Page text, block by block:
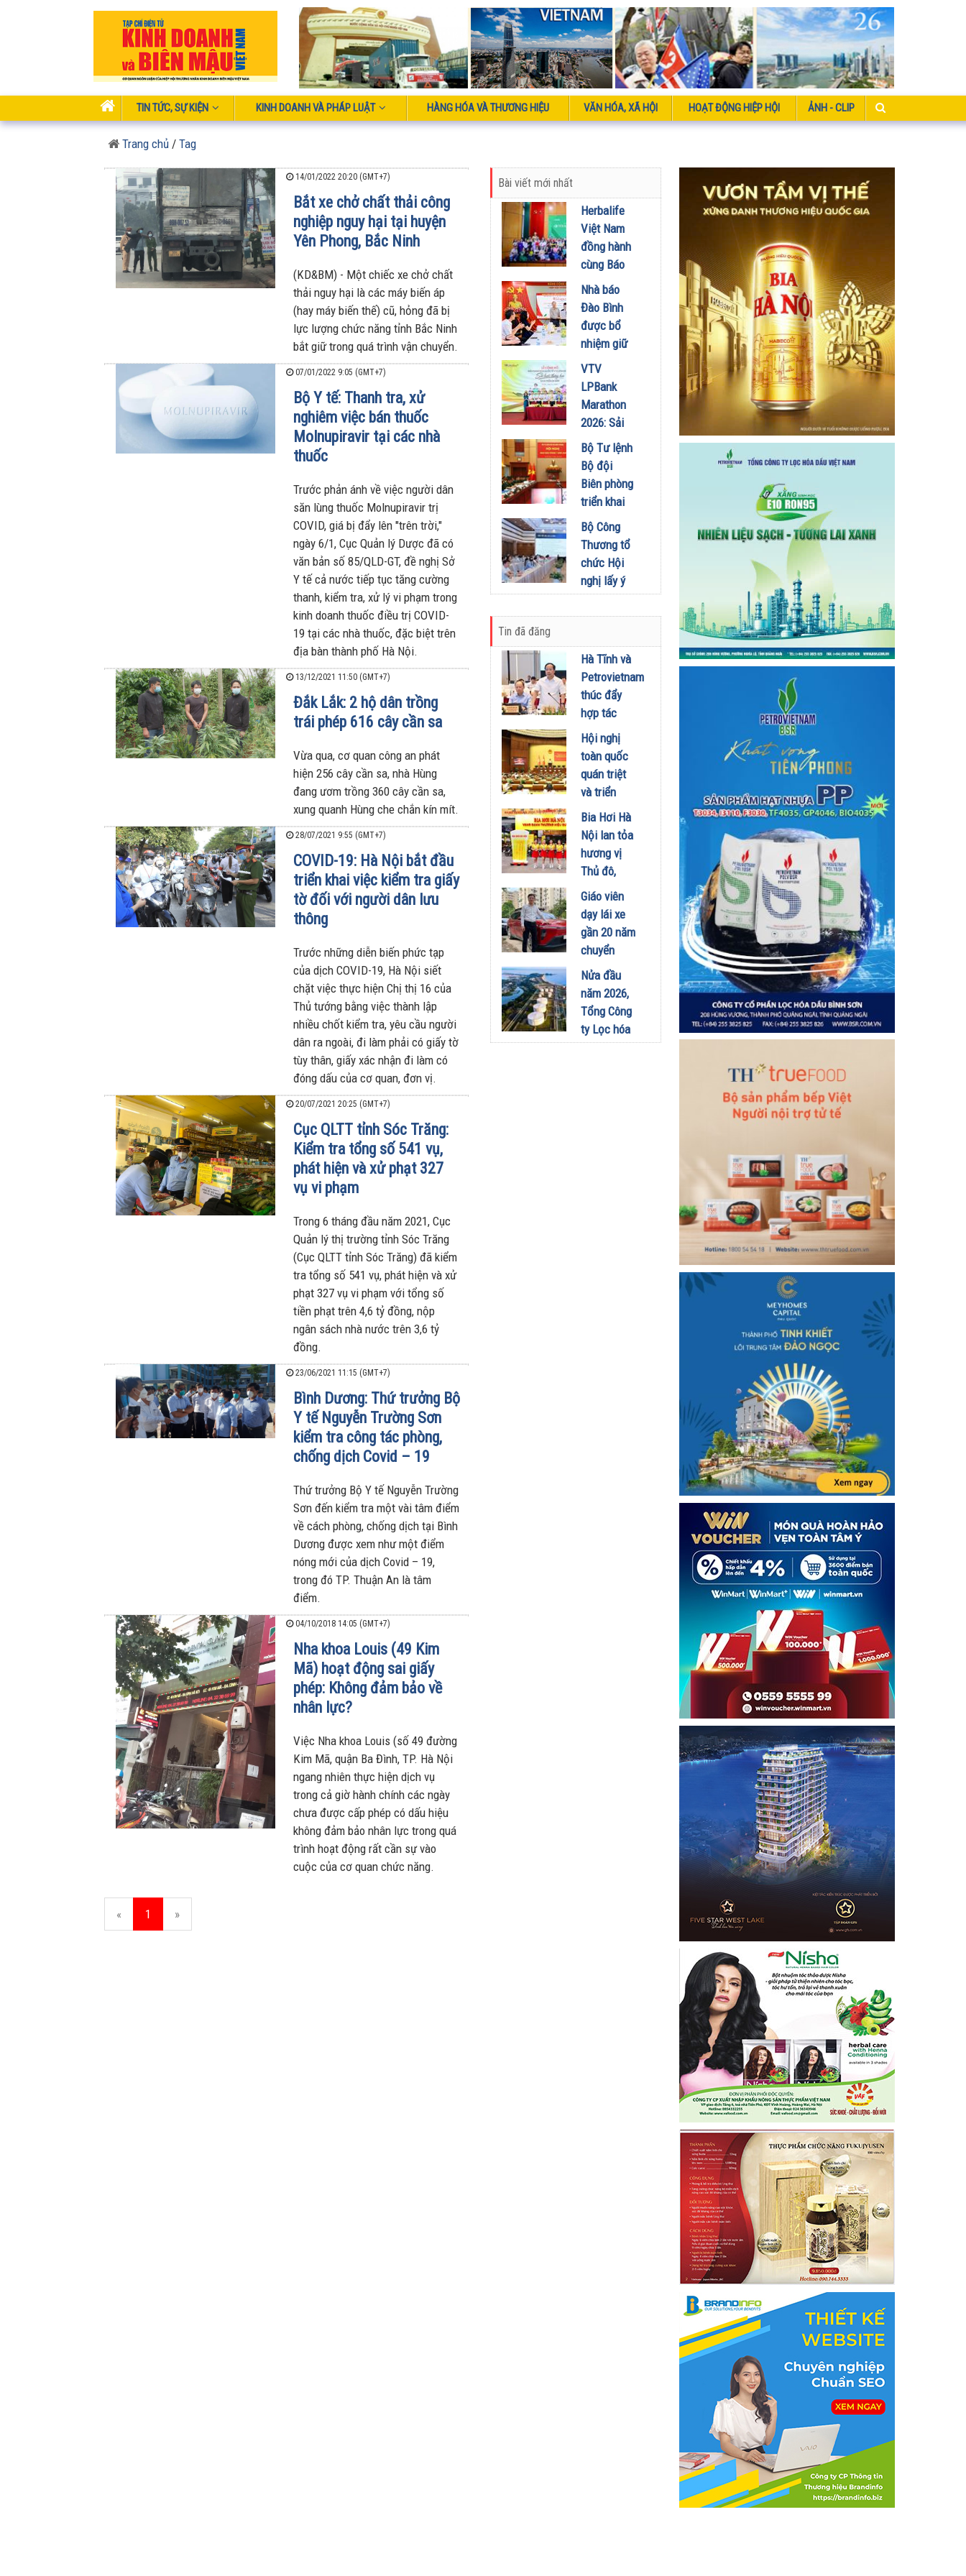
TIN TỨC, SỰ KIỆN KINH DOANH VÀ PHÁP LUẬT HÀNG HÓA VÀ THƯƠNG HIỆU VĂN HÓA, XÃ HỘI HOẠT ĐỘNG HIỆP HỘI ẢNH - CLIP
Trang chủ / Tag
14/01/2022 20:20 (GMT+7)
Bắt xe chở chất thải công
nghiệp nguy hại tại huyện
Yên Phong, Bắc Ninh
(KD&BM) - Một chiếc xe chở chất
thải nguy hại là các máy biến áp
(hay máy biến thế) cũ, hỏng đã bị
lực lượng chức năng tỉnh Bắc Ninh
bắt giữ trong quá trình vận chuyển.
07/01/2022 9:05 (GMT+7)
Bộ Y tế: Thanh tra, xử
nghiêm việc bán thuốc
Molnupiravir tại các nhà
thuốc
Trước phản ánh về việc người dân
săn lùng thuốc Molnupiravir trị
COVID, giá bị đẩy lên "trên trời,"
ngày 6/1, Cục Quản lý Dược đã có
văn bản số 85/QLD-GT, đề nghị Sở
Y tế cả nước tiếp tục tăng cường
thanh, kiểm tra, xử lý vi phạm trong
kinh doanh thuốc điều trị COVID-
19 tại các nhà thuốc, đặc biệt trên
địa bàn thành phố Hà Nội.
13/12/2021 11:50 (GMT+7)
Đắk Lắk: 2 hộ dân trồng
trái phép 616 cây cần sa
Vừa qua, cơ quan công an phát
hiện 256 cây cần sa, nhà Hùng
đang ươm trồng 360 cây cần sa,
xung quanh Hùng che chắn kín mít.
28/07/2021 9:55 (GMT+7)
COVID-19: Hà Nội bắt đầu
triển khai việc kiểm tra giấy
tờ đối với người dân lưu
thông
Trước những diễn biến phức tạp
của dịch COVID-19, Hà Nội siết
chặt việc thực hiện Chị thị 16 của
Thủ tướng bằng việc thành lập
nhiều chốt kiểm tra, yêu cầu người
dân ra ngoài, đi làm phải có giấy tờ
tùy thân, giấy xác nhận đi làm có
đóng dấu của cơ quan, đơn vị.
20/07/2021 20:25 (GMT+7)
Cục QLTT tỉnh Sóc Trăng:
Kiểm tra tổng số 541 vụ,
phát hiện và xử phạt 327
vụ vi phạm
Trong 6 tháng đầu năm 2021, Cục
Quản lý thị trường tỉnh Sóc Trăng
(Cục QLTT tỉnh Sóc Trăng) đã kiểm
tra tổng số 541 vụ, phát hiện và xử
phạt 327 vụ vi phạm với tổng số
tiền phạt trên 4,6 tỷ đồng, nộp
ngân sách nhà nước trên 3,6 tỷ
đồng.
23/06/2021 11:15 (GMT+7)
Bình Dương: Thứ trưởng Bộ
Y tế Nguyễn Trường Sơn
kiểm tra công tác phòng,
chống dịch Covid – 19
Thứ trưởng Bộ Y tế Nguyễn Trường
Sơn đến kiểm tra một vài tâm điểm
về cách phòng, chống dịch tại Bình
Dương được xem như một điểm
nóng mới của dịch Covid – 19,
trong đó TP. Thuận An là tâm
điểm.
04/10/2018 14:05 (GMT+7)
Nha khoa Louis (49 Kim
Mã) hoạt động sai giấy
phép: Không đảm bảo về
nhân lực?
Việc Nha khoa Louis (số 49 đường
Kim Mã, quận Ba Đình, TP. Hà Nội
ngang nhiên thực hiện dịch vụ
trong cả giờ hành chính các ngày
chưa được cấp phép có dấu hiệu
không đảm bảo nhân lực trong quá
trình hoạt động rất cần sự vào
cuộc của cơ quan chức năng.
« 1 »
Bài viết mới nhất
Herbalife
Việt Nam
đồng hành
cùng Báo
Sức khỏe
và Đời
sống tổ
chức Cuộc
thi “Tôi
Khỏe Đẹp
Hơn” lần
thứ 5 để
khuyến
khích mọi
người trở
thành
phiên bản
chính mình
01/08/2026
Nhà báo
Đào Bình
được bổ
nhiệm giữ
chức Tổng
Biên tập
Tạp chí
Doanh
Đầu tư
01/08/2026
VTV
LPBank
Marathon
2026: Sải
bước qua
miền Di
sản, lan
tỏa giá trị
xanh
31/07/2026
Bộ Tư lệnh
Bộ đội
Biên phòng
triển khai
phương
hướng,
nhiệm vụ
trọng tâm
tháng
Bộ Công
Thương tổ
chức Hội
nghị lấy ý
kiến dự
thảo Nghị
kinh doanh
xăng dầu
29/07/2026
Tin đã đăng
Hà Tĩnh và
Petrovietnam
thúc đẩy
hợp tác
phát triển
trung tâm
công
nghiệp -
sinh thái
tại Vũng
Áng
29/07/2026
Hội nghị
toàn quốc
quán triệt
và triển
khai thực
hiện Nghị
quyết Hội
nghị Trung
29/07/2026
Bia Hơi Hà
Nội lan tỏa
hương vị
Thủ đô,
khuấy động
mùa hè tại
TP. Hồ Chí
Minh
Giáo viên
dạy lái xe
gần 20 năm
chuyển
sang dùng
Limo
Green: Tôi
đã hiểu vì
sao xe điện
Nửa đầu
năm 2026,
Tổng Công
ty Lọc hóa
dầu Việt